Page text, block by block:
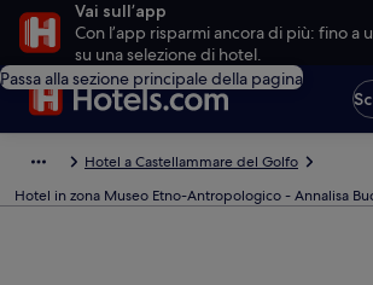
Vai sull’app
Con l’app risparmi ancora di più: fino a
su una selezione di hotel.
Passa alla sezione principale della pagina
Hotel a Castellammare del Golfo
Hotel in zona Museo Etno-Antropologico - Annalisa